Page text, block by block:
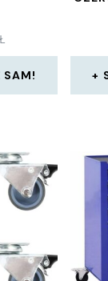
SAM!